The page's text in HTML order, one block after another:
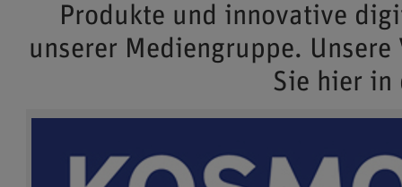
Produkte und innovative
unserer Mediengruppe.
Sie hier in